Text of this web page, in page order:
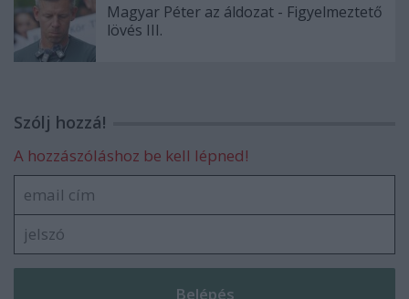
Magyar Péter az áldozat - Figyelmeztető
lövés III.
Szólj hozzá!
A hozzászóláshoz be kell lépned!